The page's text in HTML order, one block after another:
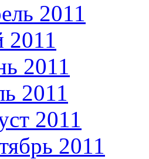
2011
2011
2011
2011
2011